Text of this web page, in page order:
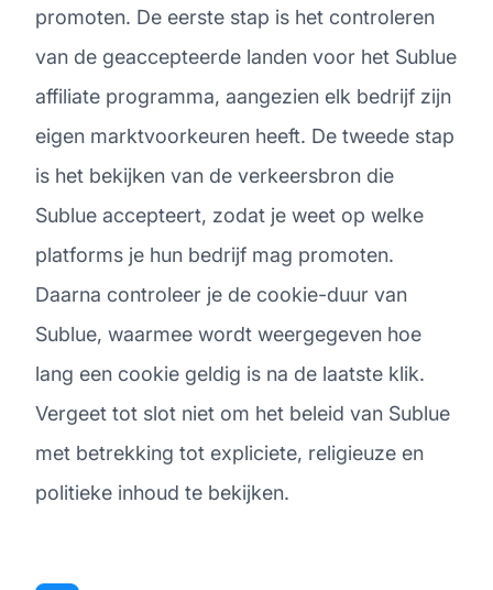
promoten. De eerste stap is het controleren
van de geaccepteerde landen voor het Sublue
affiliate programma, aangezien elk bedrijf zijn
eigen marktvoorkeuren heeft. De tweede stap
is het bekijken van de verkeersbron die
Sublue accepteert, zodat je weet op welke
platforms je hun bedrijf mag promoten.
Daarna controleer je de cookie-duur van
Sublue, waarmee wordt weergegeven hoe
lang een cookie geldig is na de laatste klik.
Vergeet tot slot niet om het beleid van Sublue
met betrekking tot expliciete, religieuze en
politieke inhoud te bekijken.